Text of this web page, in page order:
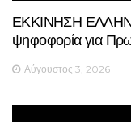
ΕΚΚΙΝΗΣΗ
ψηφοφορία για
Αύγουστος 3, 2026